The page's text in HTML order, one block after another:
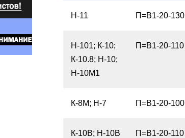
Н-11 П=В1-20-130
Н-101; К-10;
К-10.8; Н-10;
Н-10М1
П=В1-20-110
К-8М; Н-7 П=В1-20-100
К-10В; Н-10В П=В1-20-110